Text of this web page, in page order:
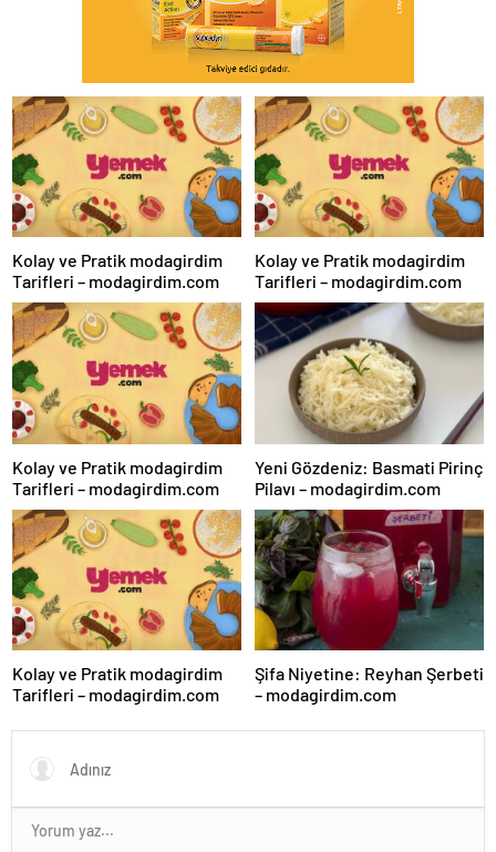
Kolay ve Pratik modagirdim
Tarifleri – modagirdim.com
Kolay ve Pratik modagirdim
Tarifleri – modagirdim.com
Kolay ve Pratik modagirdim
Tarifleri – modagirdim.com
Yeni Gözdeniz: Basmati Pirinç
Pilavı – modagirdim.com
Kolay ve Pratik modagirdim
Tarifleri – modagirdim.com
Şifa Niyetine: Reyhan Şerbeti
– modagirdim.com